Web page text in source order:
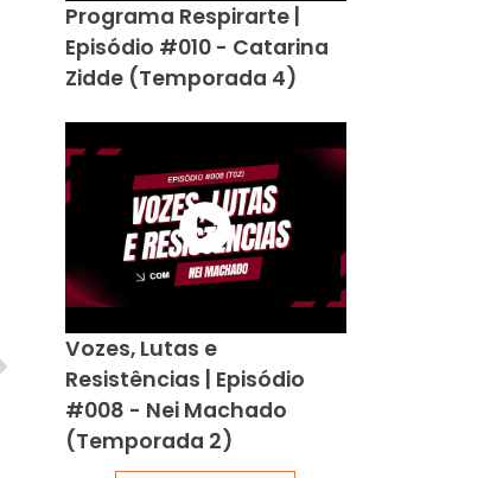
Programa Respirarte |
Episódio #010 - Catarina
Zidde (Temporada 4)
Vozes, Lutas e
Resistências | Episódio
#008 - Nei Machado
(Temporada 2)